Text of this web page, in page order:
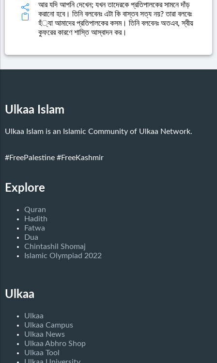
আর যদি আপনি দেখেন; যখন তাদেরকে প্রতিপালকের সামনে দাঁড়
করানো হবে। তিনি বলবেনঃ এটা কি বাস্তব সত্য নয়? তারা বলবেঃ
হঁ্যা আমাদের প্রতিপালকের কসম। তিনি বলবেনঃ অতএব, স্বীয়
কুফরের কারণে শাস্তি আস্বাদন কর।
Ulkaa Islam
Ulkaa Islam is an Islamic Community of Ulkaa Network.
#FreePalestine #FreeKashmir
Explore
Quran
Hadith
Fatwa
Dua
Chintashil Shomaj
Islamic Olympiad 2022
Ulkaa
Ulkaa
Ulkaa Campus
Ulkaa News
Ulkaa Abhro Shop
Ulkaa Tool